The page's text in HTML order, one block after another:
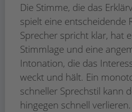
Die Stimme, die das
spielt eine entscheidende
Sprecher spricht klar, hat
Stimmlage und eine
Intonation, die das
weckt und hält. Ein
schneller Sprechstil kann
hingegen schnell verlieren.